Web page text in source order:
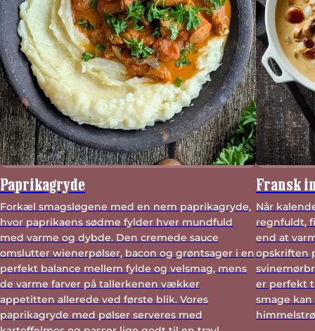
Paprikagryde
Forkæl smagsløgene med en nem paprikagryde,
hvor paprikaens sødme fylder hver mundfuld
med varme og dybde. Den cremede sauce
omslutter wienerpølser, bacon og grøntsager i en
perfekt balance mellem fylde og velsmag, mens
de varme farver på tallerkenen vækker
appetitten allerede ved første blik. Vores
paprikagryde med pølser serveres med
Fransk
Når
regnfuldt,
end at
opskriften
er perfekt
smage